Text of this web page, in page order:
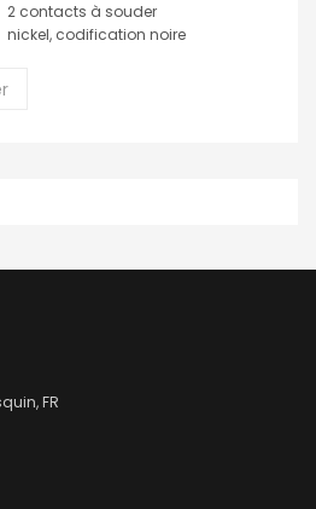
2 contacts à souder
nickel, codification noire
FR